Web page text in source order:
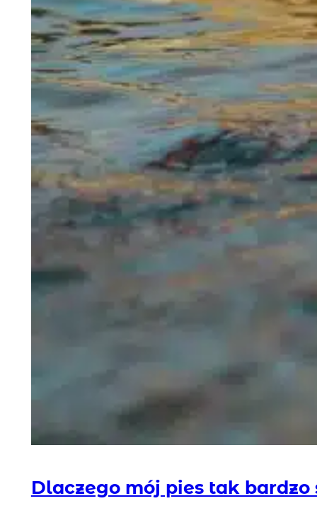
Dlaczego mój pies tak bardzo